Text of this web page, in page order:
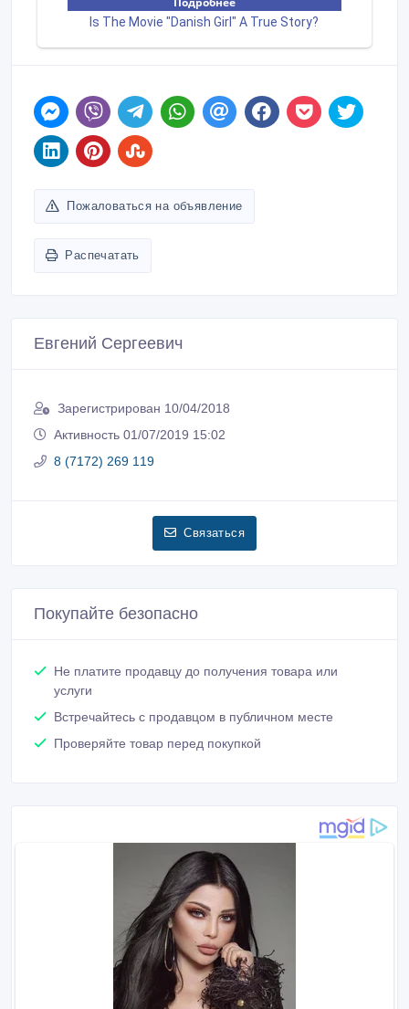
Пожаловаться на объявление
Распечатать
Евгений Сергеевич
Зарегистрирован 10/04/2018
Активность 01/07/2019 15:02
8 (7172) 269 119
Связаться
Покупайте безопасно
Не платите продавцу до получения товара или
услуги
Встречайтесь с продавцом в публичном месте
Проверяйте товар перед покупкой